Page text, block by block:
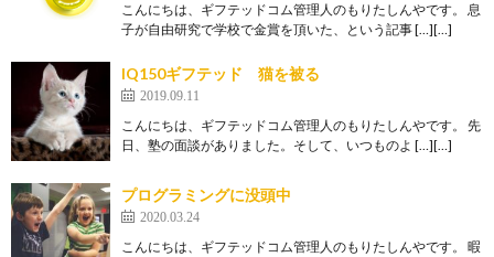
こんにちは、ギフテッドコム管理人のもりたしんやです。 息
子が自由研究で学校で金賞を頂いた、という記事 […][…]
IQ150ギフテッド 猫を被る
2019.09.11
こんにちは、ギフテッドコム管理人のもりたしんやです。 先
日、塾の面談がありました。そして、いつものよ […][…]
プログラミングに没頭中
2020.03.24
こんにちは、ギフテッドコム管理人のもりたしんやです。 暇